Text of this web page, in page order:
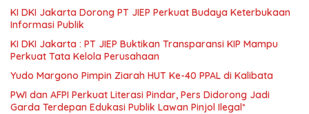
KI DKI Jakarta Dorong PT JIEP Perkuat Budaya Keterbukaan
Informasi Publik
KI DKI Jakarta : PT JIEP Buktikan Transparansi KIP Mampu
Perkuat Tata Kelola Perusahaan
Yudo Margono Pimpin Ziarah HUT Ke-40 PPAL di Kalibata
PWI dan AFPI Perkuat Literasi Pindar, Pers Didorong Jadi
Garda Terdepan Edukasi Publik Lawan Pinjol Ilegal*